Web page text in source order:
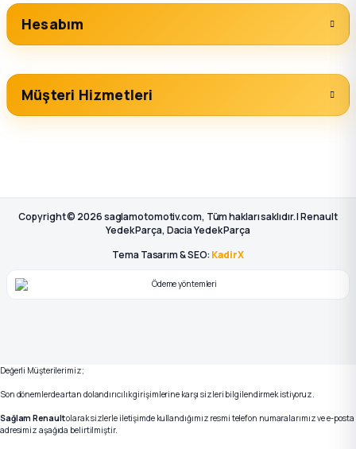
Hesabım
Müşteri Hizmetleri
Copyright © 2026 saglamotomotiv.com, Tüm hakları saklıdır. | Renault
Yedek Parça, Dacia Yedek Parça
Tema Tasarım & SEO: KadirX
Değerli Müşterilerimiz;
Son dönemlerde artan dolandırıcılık girişimlerine karşı sizleri bilgilendirmek istiyoruz.
Sağlam Renaultolarak sizlerle iletişimde kullandığımız resmi telefon numaralarımız ve e-posta
adresimiz aşağıda belirtilmiştir.